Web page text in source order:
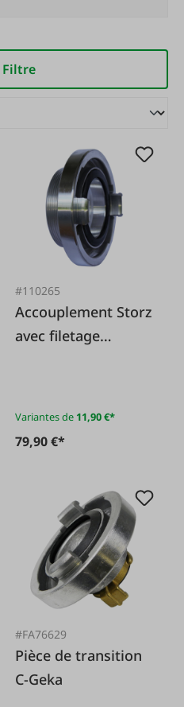
Filtre
#110265
Accouplement Storz
avec filetage
Variantes de 11,90 €*
79,90 €*
#FA76629
Pièce de transition
C-Geka